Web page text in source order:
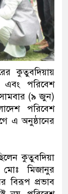
কুতুবদিয়ায়
এবং পরিবেশ
(৯ জুন)
পরিবেশ
এ অনুষ্ঠানের
কুতুবদিয়া
মোঃ মিজানুর
বিরূপ প্রভাব